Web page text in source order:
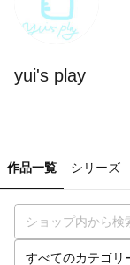
yui's play
作品一覧 シリーズ